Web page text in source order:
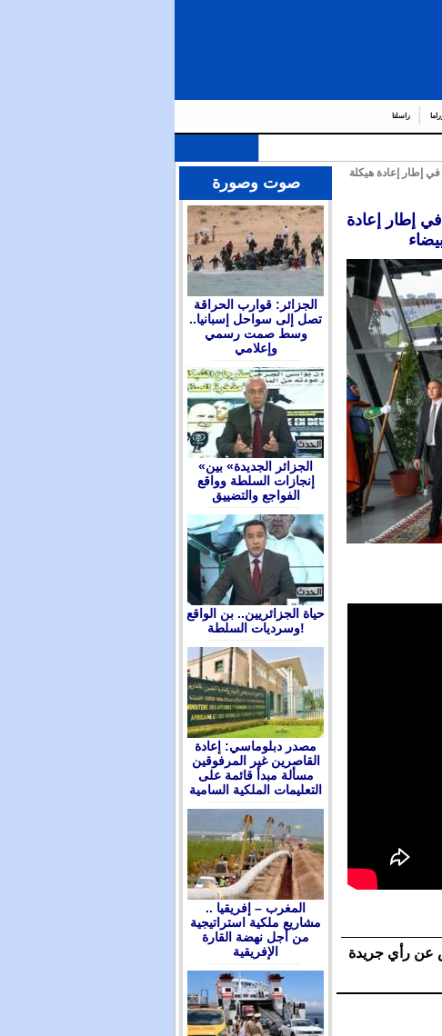
راسلنا
إطار إعادة هيكلة
إطار إعادة
عن رأي جريدة
صوت وصورة
الجزائر: قوارب الحراقة
تصل إلى سواحل إسبانيا..
وسط صمت رسمي
وإعلامي
«الجزائر الجديدة» بين
إنجازات السلطة وواقع
الفواجع والتضييق
حياة الجزائريين.. بن الواقع
وسرديات السلطة!
مصدر دبلوماسي: إعادة
القاصرين غير المرفوقين
مسألة مبدأ قائمة على
التعليمات الملكية السامية
المغرب – إفريقيا ..
مشاريع ملكية استراتيجية
من أجل نهضة القارة
الإفريقية